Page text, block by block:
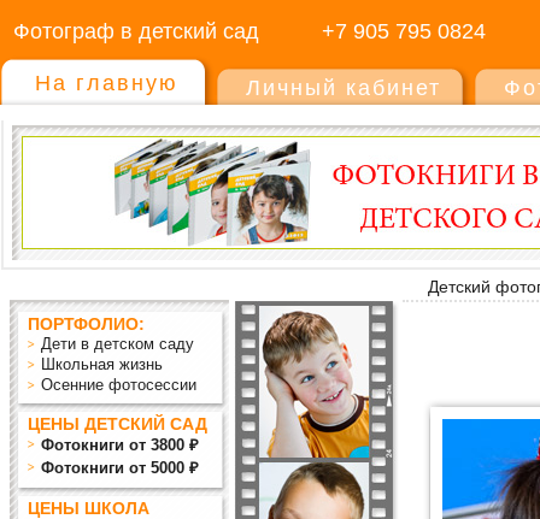
Фотограф в детский сад +7 905 795 0824
На главную Личный кабинет
Детский
ПОРТФОЛИО:
Дети в детском саду
Школьная жизнь
Осенние фотосессии
ЦЕНЫ ДЕТСКИЙ САД
Фотокниги от 3800 ₽
Фотокниги от 5000 ₽
ЦЕНЫ ШКОЛА